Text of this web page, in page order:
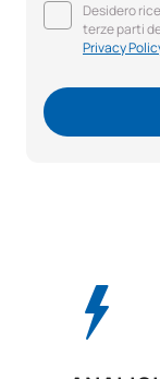
Desidero
terze parti
Privacy